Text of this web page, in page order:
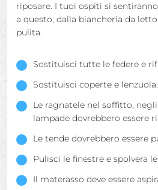
riposare. I tuoi ospiti si
a questo, dalla biancheria da
pulita.
Sostituisci tutte le federe e
Sostituisci coperte e lenzuola.
Le ragnatele nel soffitto,
lampade dovrebbero essere
Le tende dovrebbero essere
Pulisci le finestre e spolvera
Il materasso deve essere